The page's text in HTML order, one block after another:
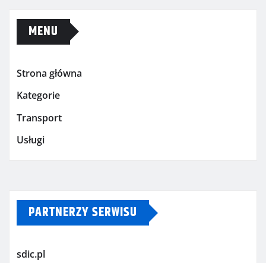
MENU
Strona główna
Kategorie
Transport
Usługi
PARTNERZY SERWISU
sdic.pl